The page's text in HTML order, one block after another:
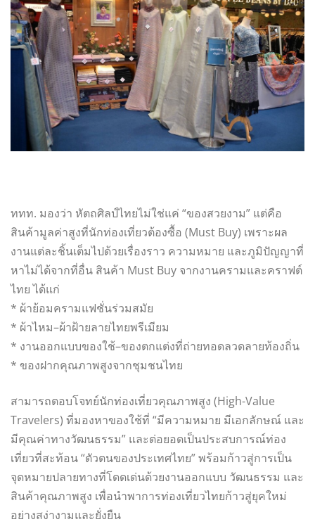
ททท. มองว่า หัตถศิลป์ไทยไม่ใช่แค่ “ของสวยงาม” แต่คือ
สินค้ามูลค่าสูงที่นักท่องเที่ยวต้องซื้อ (Must Buy) เพราะผล
งานแต่ละชิ้นเต็มไปด้วยเรื่องราว ความหมาย และภูมิปัญญาที่
หาไม่ได้จากที่อื่น สินค้า Must Buy จากงานครามและคราฟต์
ไทย ได้แก่
* ผ้าย้อมครามแฟชั่นร่วมสมัย
* ผ้าไหม–ผ้าฝ้ายลายไทยพรีเมียม
* งานออกแบบของใช้–ของตกแต่งที่ถ่ายทอดลวดลายท้องถิ่น
* ของฝากคุณภาพสูงจากชุมชนไทย
สามารถตอบโจทย์นักท่องเที่ยวคุณภาพสูง (High-Value
Travelers) ที่มองหาของใช้ที่ “มีความหมาย มีเอกลักษณ์ และ
มีคุณค่าทางวัฒนธรรม” และต่อยอดเป็นประสบการณ์ท่อง
เที่ยวที่สะท้อน “ตัวตนของประเทศไทย” พร้อมก้าวสู่การเป็น
จุดหมายปลายทางที่โดดเด่นด้วยงานออกแบบ วัฒนธรรม และ
สินค้าคุณภาพสูง เพื่อนำพาการท่องเที่ยวไทยก้าวสู่ยุคใหม่
อย่างสง่างามและยั่งยืน